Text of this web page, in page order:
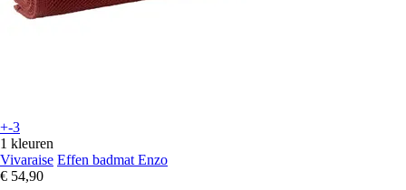
+-3
1 kleuren
Vivaraise Effen badmat Enzo
€ 54,90